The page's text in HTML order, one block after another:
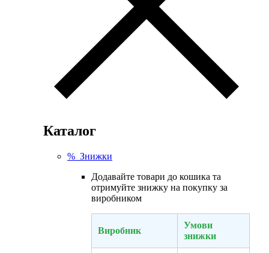
Каталог
% Знижки
Додавайте товари до кошика та
отримуйте знижку на покупку за
виробником
Виробник
Умови
знижки